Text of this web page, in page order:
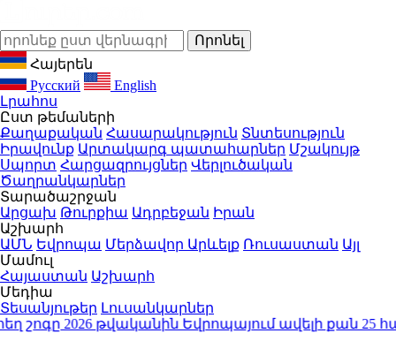
Հայերեն
Русский
English
Լրահոս
Ըստ թեմաների
Քաղաքական Հասարակություն Տնտեսություն
Իրավունք Արտակարգ պատահարներ Մշակույթ
Սպորտ Հարցազրույցներ Վերլուծական
Ծաղրանկարներ
Տարածաշրջան
Արցախ Թուրքիա Ադրբեջան Իրան
Աշխարհ
ԱՄՆ Եվրոպա Մերձավոր Արևելք Ռուսաստան Այլ
Մամուլ
Հայաստան Աշխարհ
Մեդիա
Տեսանյութեր Լուսանկարներ
2026 թվականին Եվրոպայում ավելի քան 25 հազար